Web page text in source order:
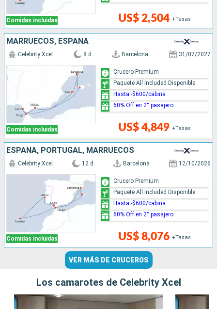
Comidas incluidas US$ 2,504 +Tasas
MARRUECOS, ESPAÑA
Comidas incluidas
Celebrity Xcel 8 d Barcelona 31/07/2027
US$ 4,849 +Tasas
Crucero Premium
Paquete All Included Disponible
Hasta -$600/cabina
60% Off en 2° pasajero
ESPAÑA, PORTUGAL, MARRUECOS
Comidas incluidas
Celebrity Xcel 12 d Barcelona 12/10/2026
US$ 8,076 +Tasas
Crucero Premium
Paquete All Included Disponible
Hasta -$600/cabina
60% Off en 2° pasajero
VER MÁS DE CRUCEROS
Los camarotes de Celebrity Xcel